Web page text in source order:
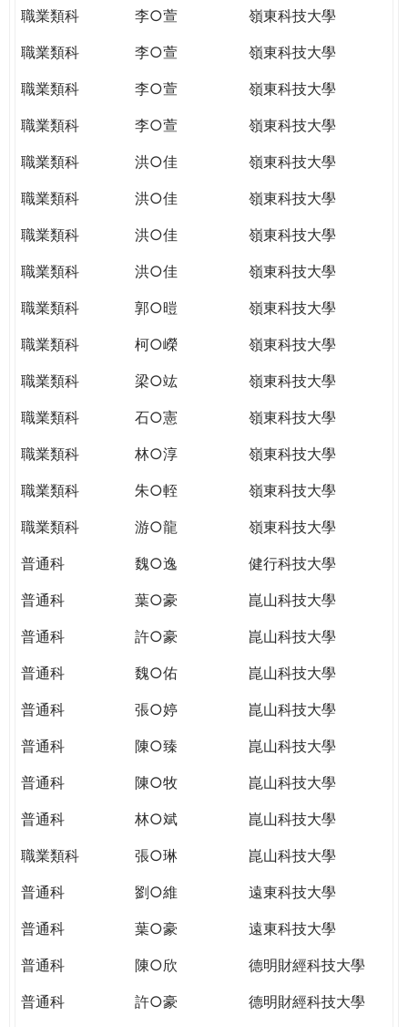
職業類科
李○萱
嶺東科技大學
職業類科
李○萱
嶺東科技大學
職業類科
李○萱
嶺東科技大學
職業類科
李○萱
嶺東科技大學
職業類科
洪○佳
嶺東科技大學
職業類科
洪○佳
嶺東科技大學
職業類科
洪○佳
嶺東科技大學
職業類科
洪○佳
嶺東科技大學
職業類科
郭○暟
嶺東科技大學
職業類科
柯○嶸
嶺東科技大學
職業類科
梁○竑
嶺東科技大學
職業類科
石○憲
嶺東科技大學
職業類科
林○淳
嶺東科技大學
職業類科
朱○輊
嶺東科技大學
職業類科
游○龍
嶺東科技大學
普通科
魏○逸
健行科技大學
普通科
葉○豪
崑山科技大學
普通科
許○豪
崑山科技大學
普通科
魏○佑
崑山科技大學
普通科
張○婷
崑山科技大學
普通科
陳○臻
崑山科技大學
普通科
陳○牧
崑山科技大學
普通科
林○斌
崑山科技大學
職業類科
張○琳
崑山科技大學
普通科
劉○維
遠東科技大學
普通科
葉○豪
遠東科技大學
普通科
陳○欣
德明財經科技大學
普通科
許○豪
德明財經科技大學